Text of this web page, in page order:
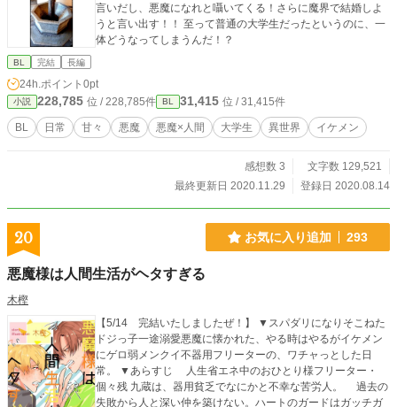
言いだし、悪魔になれと囁いてくる！さらに魔界で結婚しよ
うと言い出す！！ 至って普通の大学生だったというのに、一
体どうなってしまうんだ！？
BL 完結 長編
24h.ポイント 0pt
小説 228,785 位 / 228,785件 BL 31,415 位 / 31,415件
BL 日常 甘々 悪魔 悪魔×人間 大学生 異世界 イケメン
感想数 3
文字数 129,521
最終更新日 2020.11.29
登録日 2020.08.14
20 お気に入り追加 293
悪魔様は人間生活がヘタすぎる
木樫
【5/14 完結いたしましたぜ！】 ▼スパダリになりそこねた
ドジっ子一途溺愛悪魔に懐かれた、やる時はやるがイケメン
にゲロ弱メンクイ不器用フリーターの、ワチャっとした日
常。 ▼あらすじ 人生省エネ中のおひとり様フリーター・
個々残 九蔵は、器用貧乏でなにかと不幸な苦労人。 過去の
失敗から人と深い仲を築けない。ハートのガードはガッチガ